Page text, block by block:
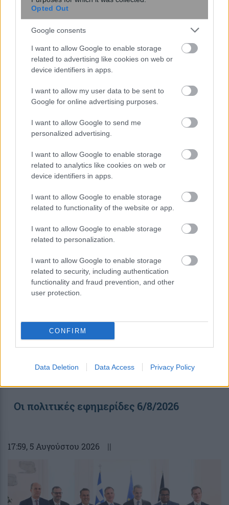
Opted Out
Google consents
I want to allow Google to enable storage
related to advertising like cookies on web or
device identifiers in apps.
I want to allow my user data to be sent to
Google for online advertising purposes.
I want to allow Google to send me
personalized advertising.
I want to allow Google to enable storage
related to analytics like cookies on web or
device identifiers in apps.
I want to allow Google to enable storage
related to functionality of the website or app.
I want to allow Google to enable storage
related to personalization.
I want to allow Google to enable storage
related to security, including authentication
functionality and fraud prevention, and other
user protection.
CONFIRM
Data Deletion Data Access Privacy Policy
Κουίζ: Πόσο καλά γνωρίζετε την
ελληνική μυθολογία; Μπορείτε να
περισσότερα
Οι πολιτικές εφημερίδες 6/8/2026
17:59, 5 Αυγούστου 2026 ||